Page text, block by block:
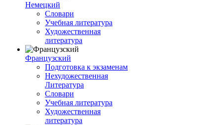
Немецкий
Словари
Учебная литература
Художественная
литература
Французский
Подготовка к экзаменам
Нехудожественная
Литература
Словари
Учебная литература
Художественная
литература